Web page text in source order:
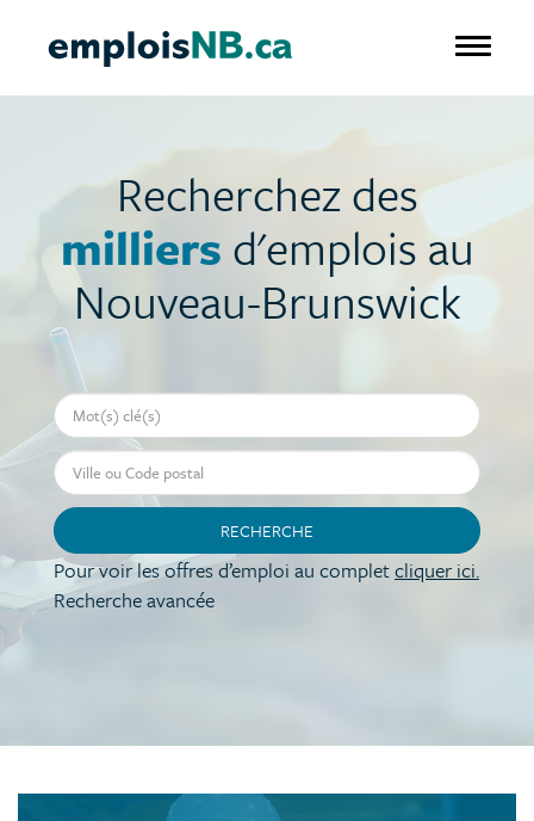
principal
Recherchez des
milliers d'emplois au
Nouveau-Brunswick
Mot-clé
Ville ou Code postal
RECHERCHE
Pour voir les offres d’emploi au completcliquer ici.
Recherche avancée